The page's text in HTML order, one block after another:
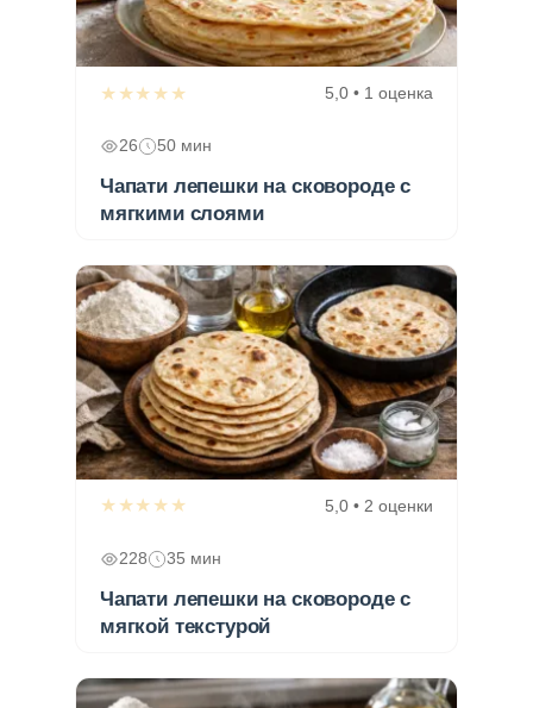
★★★★★ 5,0 • 1 оценка
26 50 мин
Чапати лепешки на сковороде с
мягкими слоями
★★★★★ 5,0 • 2 оценки
228 35 мин
Чапати лепешки на сковороде с
мягкой текстурой